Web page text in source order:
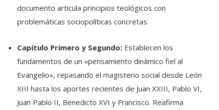
documento articula principios teológicos con
problemáticas sociopolíticas concretas:
Capítulo Primero y Segundo: Establecen los
fundamentos de un «pensamiento dinámico fiel al
Evangelio», repasando el magisterio social desde León
XIII hasta los aportes recientes de Juan XXIII, Pablo VI,
Juan Pablo II, Benedicto XVI y Francisco. Reafirma